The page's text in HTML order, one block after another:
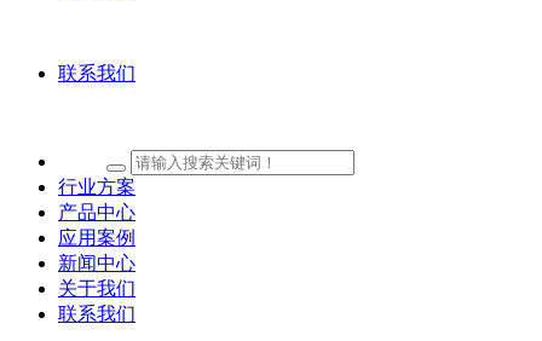
联系我们
行业方案
产品中心
应用案例
新闻中心
关于我们
联系我们